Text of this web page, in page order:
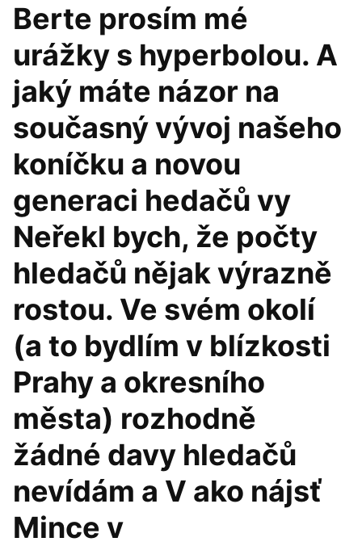
Berte prosím mé
urážky s hyperbolou. A
jaký máte názor na
současný vývoj našeho
koníčku a novou
generaci hedačů vy
Neřekl bych, že počty
hledačů nějak výrazně
rostou. Ve svém okolí
(a to bydlím v blízkosti
Prahy a okresního
města) rozhodně
žádné davy hledačů
nevídám a V ako nájsť
Mince v